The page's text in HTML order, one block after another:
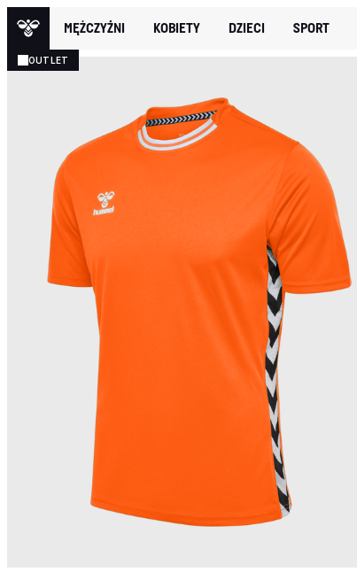
MĘŻCZYŹNI KOBIETY DZIECI SPORT
OUTLET